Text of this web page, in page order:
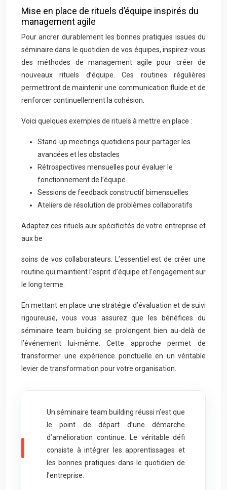
Mise en place de rituels d’équipe inspirés du
management agile
Pour ancrer durablement les bonnes pratiques issues du
séminaire dans le quotidien de vos équipes, inspirez-vous
des méthodes de management agile pour créer de
nouveaux rituels d’équipe. Ces routines régulières
permettront de maintenir une communication fluide et de
renforcer continuellement la cohésion.
Voici quelques exemples de rituels à mettre en place :
Stand-up meetings quotidiens pour partager les
avancées et les obstacles
Rétrospectives mensuelles pour évaluer le
fonctionnement de l’équipe
Sessions de feedback constructif bimensuelles
Ateliers de résolution de problèmes collaboratifs
Adaptez ces rituels aux spécificités de votre entreprise et
aux be
soins de vos collaborateurs. L’essentiel est de créer une
routine qui maintient l’esprit d’équipe et l’engagement sur
le long terme.
En mettant en place une stratégie d’évaluation et de suivi
rigoureuse, vous vous assurez que les bénéfices du
séminaire team building se prolongent bien au-delà de
l’événement lui-même. Cette approche permet de
transformer une expérience ponctuelle en un véritable
levier de transformation pour votre organisation.
Un séminaire team building réussi n’est que
le point de départ d’une démarche
d’amélioration continue. Le véritable défi
consiste à intégrer les apprentissages et
les bonnes pratiques dans le quotidien de
l’entreprise.